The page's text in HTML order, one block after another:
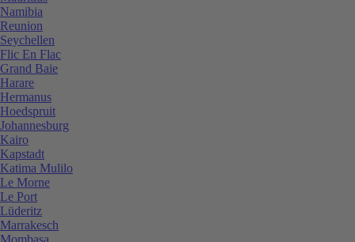
Namibia
Reunion
Seychellen
Flic En Flac
Grand Baie
Harare
Hermanus
Hoedspruit
Johannesburg
Kairo
Kapstadt
Katima Mulilo
Le Morne
Le Port
Lüderitz
Marrakesch
Mombasa